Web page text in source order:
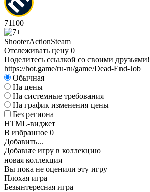
71100
ShooterActionSteam
Отслеживать цену 0
Поделитесь ссылкой со своими друзьями!
https://hot.game/ru-ru/game/Dead-End-Job
Обычная
На цены
На системные требования
На график изменения цены
Без региона
HTML-виджет
В избранное 0
Добавить...
Добавьте игру в коллекцию
новая коллекция
Вы пока не оценили эту игру
Плохая игра
Безынтересная игра